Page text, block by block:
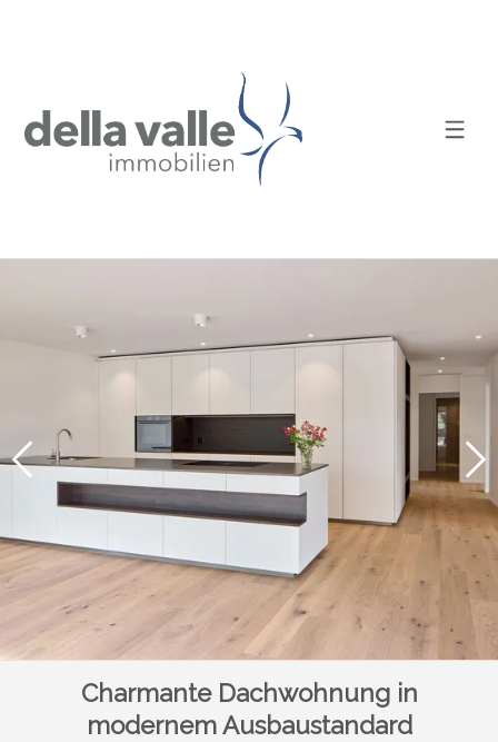
Charmante Dachwohnung in
modernem Ausbaustandard